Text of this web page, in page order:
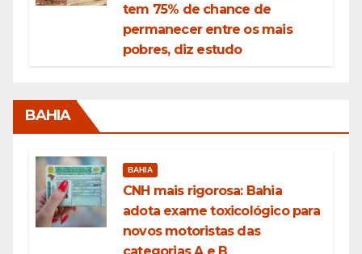
tem 75% de chance de
permanecer entre os mais
pobres, diz estudo
BAHIA
BAHIA
CNH mais rigorosa: Bahia
adota exame toxicológico para
novos motoristas das